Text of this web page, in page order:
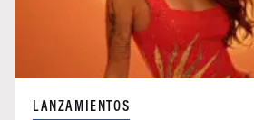
LANZAMIENTOS